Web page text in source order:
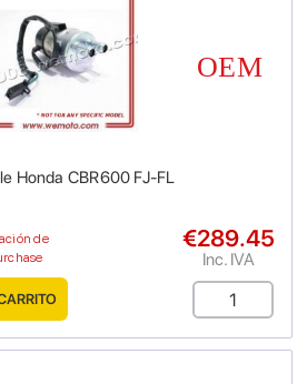
Honda CBR600 FJ-FL
de
€289.45
Inc. IVA